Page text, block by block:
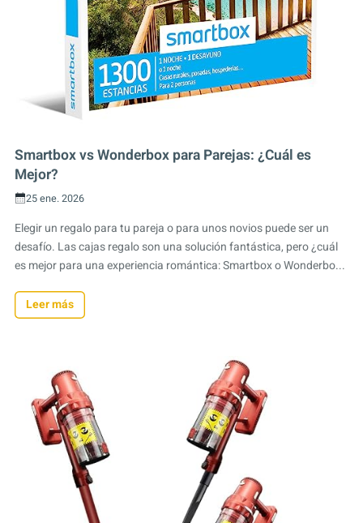
Smartbox vs Wonderbox para Parejas: ¿Cuál es
Mejor?
25 ene. 2026
Elegir un regalo para tu pareja o para unos novios puede ser un
desafío. Las cajas regalo son una solución fantástica, pero ¿cuál
es mejor para una experiencia romántica: Smartbox o Wonderbo...
Leer más